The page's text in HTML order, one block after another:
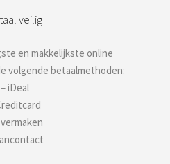
veilig
en makkelijkste online
volgende betaalmethoden:
– iDeal